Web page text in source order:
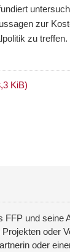
zur
zu treffen.
KiB)
FFP und seine
oder
oder